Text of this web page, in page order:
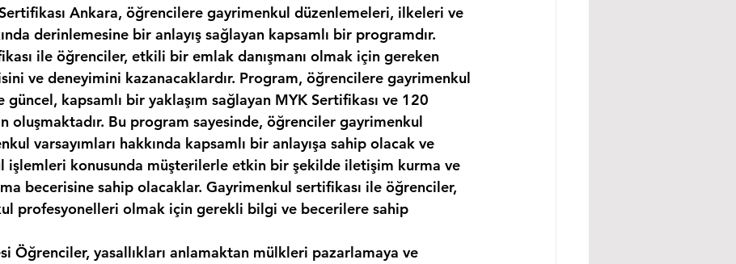
Sertifikası Ankara, öğrencilere gayrimenkul düzenlemeleri, ilkeleri ve
derinlemesine bir anlayış sağlayan kapsamlı bir programdır.
ile öğrenciler, etkili bir emlak danışmanı olmak için gereken
ve deneyimini kazanacaklardır. Program, öğrencilere gayrimenkul
kapsamlı bir yaklaşım sağlayan MYK Sertifikası ve 120
oluşmaktadır. Bu program sayesinde, öğrenciler gayrimenkul
varsayımları hakkında kapsamlı bir anlayışa sahip olacak ve
işlemleri konusunda müşterilerle etkin bir şekilde iletişim kurma ve
becerisine sahip olacaklar. Gayrimenkul sertifikası ile öğrenciler,
profesyonelleri olmak için gerekli bilgi ve becerilere sahip
Öğrenciler, yasallıkları anlamaktan mülkleri pazarlamaya ve